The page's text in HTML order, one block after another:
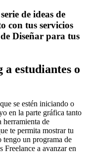
de ideas de
con tus servicios
Diseñar para tus
estudiantes o
se estén iniciando o
en la parte gráfica tanto
herramienta de
te permita mostrar tu
tengo un programa de
Freelance a avanzar en